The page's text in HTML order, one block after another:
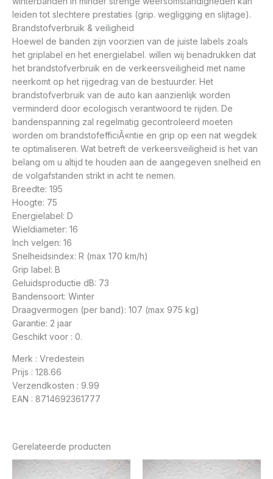
leiden tot slechtere prestaties (grip. wegligging en slijtage).
Brandstofverbruik & veiligheid
Hoewel de banden zijn voorzien van de juiste labels zoals
het griplabel en het energielabel. willen wij benadrukken dat
het brandstofverbruik en de verkeersveiligheid met name
neerkomt op het rijgedrag van de bestuurder. Het
brandstofverbruik van de auto kan aanzienlijk worden
verminderd door ecologisch verantwoord te rijden. De
bandenspanning zal regelmatig gecontroleerd moeten
worden om brandstofefficiÃ«ntie en grip op een nat wegdek
te optimaliseren. Wat betreft de verkeersveiligheid is het van
belang om u altijd te houden aan de aangegeven snelheid en
de volgafstanden strikt in acht te nemen.
Breedte: 195
Hoogte: 75
Energielabel: D
Wieldiameter: 16
Inch velgen: 16
Snelheidsindex: R (max 170 km/h)
Grip label: B
Geluidsproductie dB: 73
Bandensoort: Winter
Draagvermogen (per band): 107 (max 975 kg)
Garantie: 2 jaar
Geschikt voor : 0.
Merk : Vredestein
Prijs : 128.66
Verzendkosten : 9.99
EAN : 8714692361777
Gerelateerde producten